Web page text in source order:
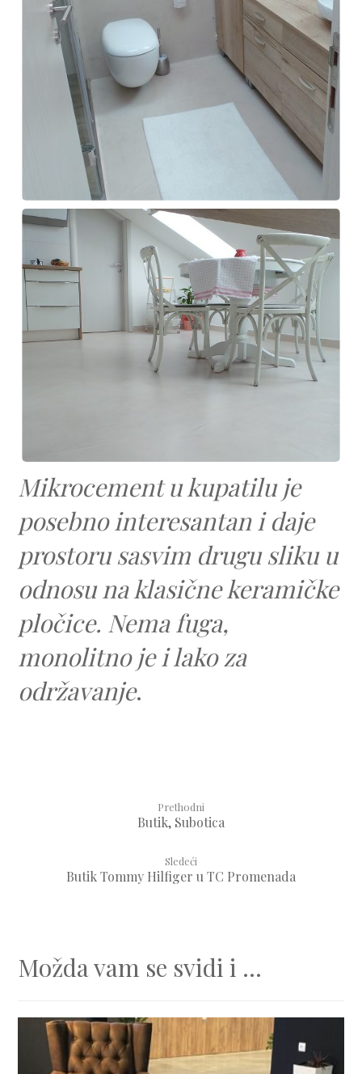
Mikrocement u kupatilu je
posebno interesantan i daje
prostoru sasvim drugu sliku u
odnosu na klasične keramičke
pločice. Nema fuga,
monolitno je i lako za
održavanje.
Prethodni
Butik, Subotica
Sledeći
Butik Tommy Hilfiger u TC Promenada
Možda vam se svidi i ...